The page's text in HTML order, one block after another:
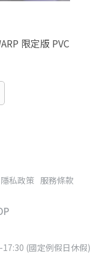
1/7 變形金剛美少女 天鷗 SKYWARP 限定版 PVC
隱私政策 服務條款
(國定例假日休假)